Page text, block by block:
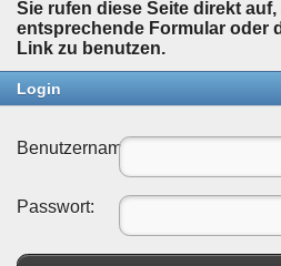
Sie rufen diese Seite direkt
entsprechende Formular oder
Link zu benutzen.
Login
Benutzername:
Passwort: